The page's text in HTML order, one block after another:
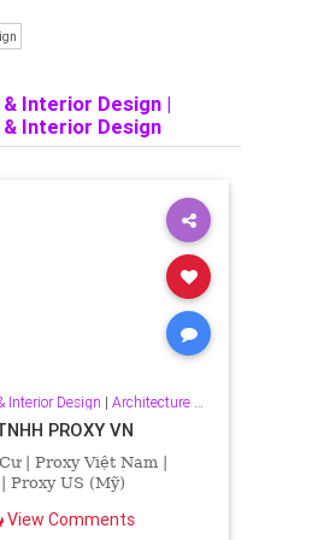
Interior Design |
Interior Design
Interior Design | Architecture & Interior Design
PROXY VN
| Proxy Việt Nam |
Proxy US (Mỹ)
View Comments